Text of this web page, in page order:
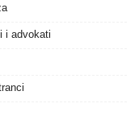
i advokati